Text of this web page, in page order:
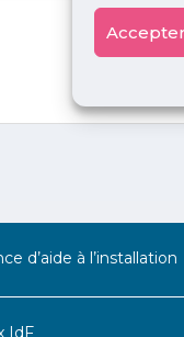
d’aide à l’installation
IdF